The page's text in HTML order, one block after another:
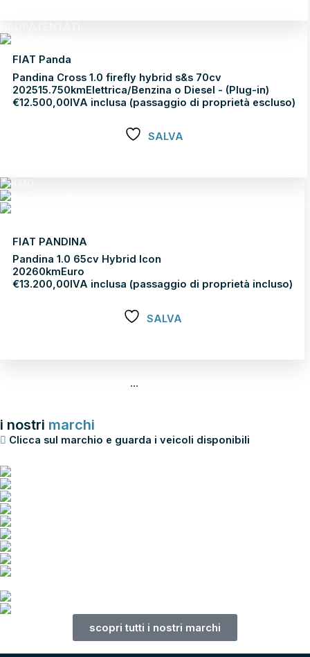
FIAT Panda
Pandina Cross 1.0 firefly hybrid s&s 70cv
202515.750kmElettrica/Benzina o Diesel - (Plug-in)
€12.500,00IVA inclusa (passaggio di proprietà escluso)
SALVA
FIAT PANDINA
Pandina 1.0 65cv Hybrid Icon
20260kmEuro
€13.200,00IVA inclusa (passaggio di proprietà incluso)
SALVA
…
i nostri marchi
Clicca sul marchio e guarda i veicoli disponibili
scopri tutti i nostri marchi